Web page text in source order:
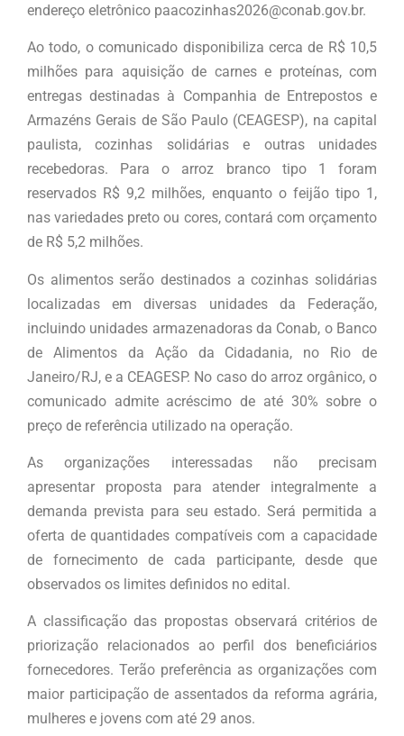
endereço eletrônico paacozinhas2026@conab.gov.br.
Ao todo, o comunicado disponibiliza cerca de R$ 10,5
milhões para aquisição de carnes e proteínas, com
entregas destinadas à Companhia de Entrepostos e
Armazéns Gerais de São Paulo (CEAGESP), na capital
paulista, cozinhas solidárias e outras unidades
recebedoras. Para o arroz branco tipo 1 foram
reservados R$ 9,2 milhões, enquanto o feijão tipo 1,
nas variedades preto ou cores, contará com orçamento
de R$ 5,2 milhões.
Os alimentos serão destinados a cozinhas solidárias
localizadas em diversas unidades da Federação,
incluindo unidades armazenadoras da Conab, o Banco
de Alimentos da Ação da Cidadania, no Rio de
Janeiro/RJ, e a CEAGESP. No caso do arroz orgânico, o
comunicado admite acréscimo de até 30% sobre o
preço de referência utilizado na operação.
As organizações interessadas não precisam
apresentar proposta para atender integralmente a
demanda prevista para seu estado. Será permitida a
oferta de quantidades compatíveis com a capacidade
de fornecimento de cada participante, desde que
observados os limites definidos no edital.
A classificação das propostas observará critérios de
priorização relacionados ao perfil dos beneficiários
fornecedores. Terão preferência as organizações com
maior participação de assentados da reforma agrária,
mulheres e jovens com até 29 anos.